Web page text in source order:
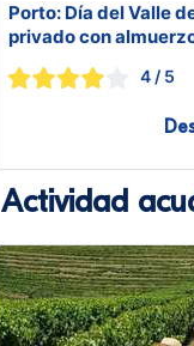
Porto: Día del Valle
privado con
4 / 5
Actividad